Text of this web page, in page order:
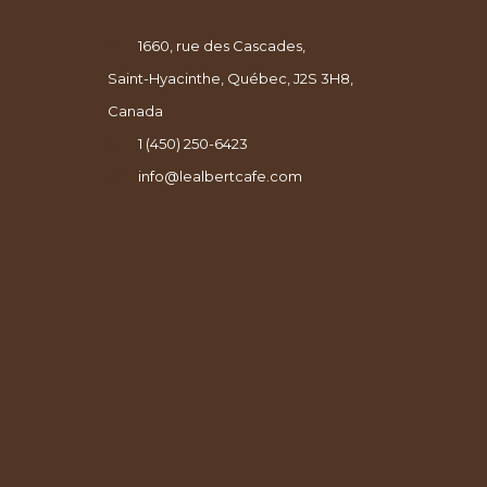
1660, rue des Cascades,
Saint-Hyacinthe, Québec, J2S 3H8,
Canada
1 (450) 250-6423
info@lealbertcafe.com